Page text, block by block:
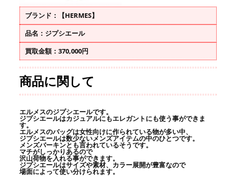
ブランド：【HERMES】
品名：ジプシエール
買取金額：370,000円
商品に関して
エルメスのジプシエールです。
ジプシエールはカジュアルにもエレガントにも使う事ができま
す。
エルメスのバッグは女性向けに作られている物が多い中、
ジプシエールは数少ないメンズアイテムの中のひとつです。
メンズバーキンとも言われているそうです。
マチがしっかりあるので
沢山荷物を入れる事ができます。
ジプシエールはサイズや素材、カラー展開が豊富なので
場面によって使い分けられます。